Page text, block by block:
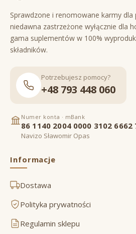
Sprawdzone i renomowane karmy
niedawna zastrzeżone wyłącznie dla
gama suplementów w 100%
składników.
Potrzebujesz pomocy?
+48 793 448 060
Numer konta · mBank
86 1140 2004 0000 3102 6662
Navizo Sławomir Opas
Informacje
Dostawa
Polityka prywatności
Regulamin sklepu